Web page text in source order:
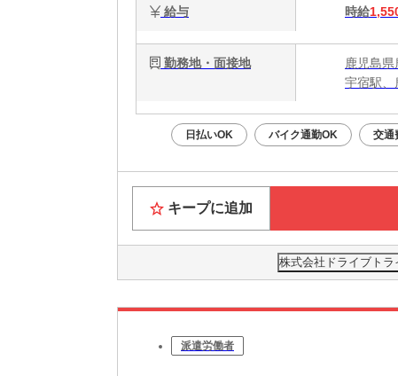
給与 時給
勤務地・面接地
鹿児島
宇宿駅、
日払いOK バイク通勤OK 交通
キープに追加
株式会社ドライブト
派遣労働者